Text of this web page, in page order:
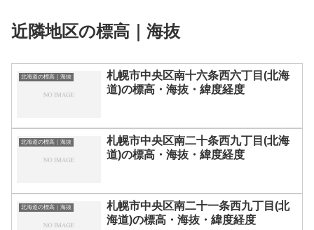
近隣地区の標高｜海抜
北海道の標高｜海抜
札幌市中央区南十六条西六丁目(北海
道)の標高・海抜・緯度経度
北海道の標高｜海抜
札幌市中央区南二十条西九丁目(北海
道)の標高・海抜・緯度経度
北海道の標高｜海抜
札幌市中央区南二十一条西九丁目(北
海道)の標高・海抜・緯度経度